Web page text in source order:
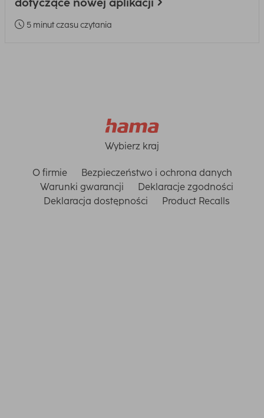
5 minut czasu czytania
Wybierz kraj
O firmie
Bezpieczeństwo i ochrona danych
Warunki gwarancji
Deklaracje zgodności
Deklaracja dostępności
Product Recalls